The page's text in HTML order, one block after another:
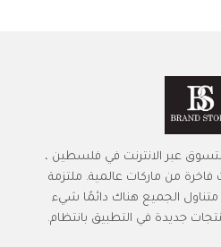
عبر الانترنت في فلسطين ،
من ماركات عالمية. ملتزمة
الجميع هناك دائمًا شيء
جديدة في التطبيق بانتظام.